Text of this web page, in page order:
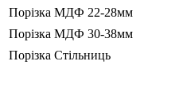
Порізка МДФ 22-28мм
Порізка МДФ 30-38мм
Порізка Стільниць